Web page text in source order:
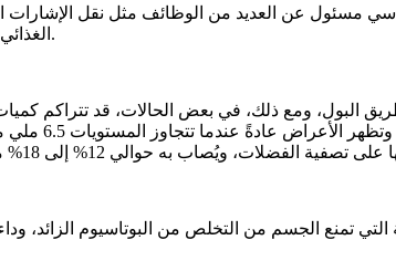
مسئول عن العديد من الوظائف مثل نقل الإشارات
الغذائي الخلوي (السماح بدخول العناصر الغذائية إلى الخلية وإزالة الفضلات).
البول، ومع ذلك، في بعض الحالات، قد تتراكم
فرط
التي تمنع الجسم من التخلص من البوتاسيوم